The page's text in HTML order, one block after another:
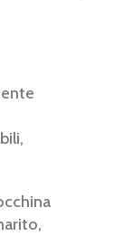
СМАК )